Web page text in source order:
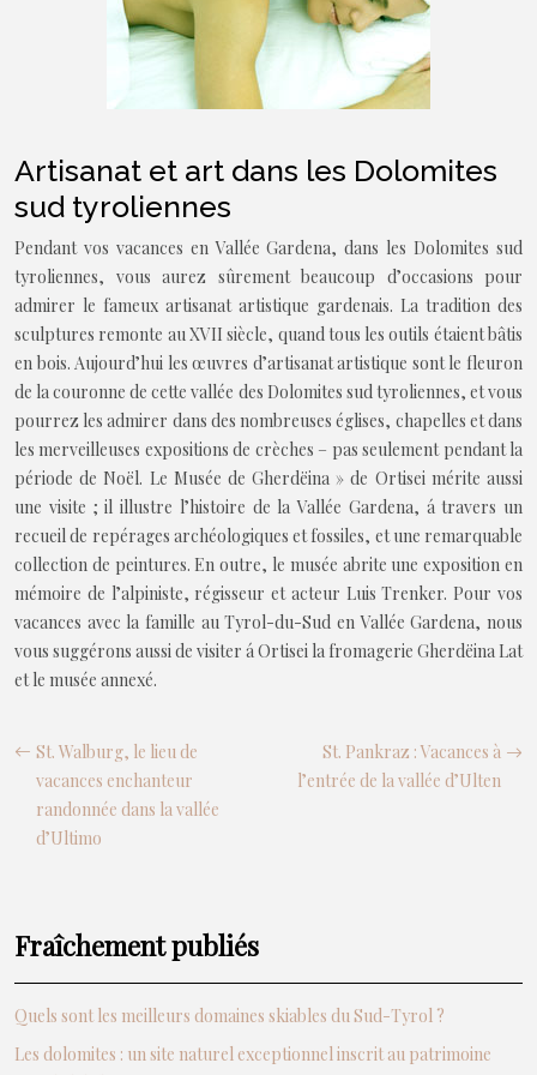
Artisanat et art dans les Dolomites
sud tyroliennes
Pendant vos vacances en Vallée Gardena, dans les Dolomites sud
tyroliennes, vous aurez sûrement beaucoup d’occasions pour
admirer le fameux artisanat artistique gardenais. La tradition des
sculptures remonte au XVII siècle, quand tous les outils étaient bâtis
en bois. Aujourd’hui les œuvres d’artisanat artistique sont le fleuron
de la couronne de cette vallée des Dolomites sud tyroliennes, et vous
pourrez les admirer dans des nombreuses églises, chapelles et dans
les merveilleuses expositions de crèches – pas seulement pendant la
période de Noël. Le Musée de Gherdëina » de Ortisei mérite aussi
une visite ; il illustre l’histoire de la Vallée Gardena, á travers un
recueil de repérages archéologiques et fossiles, et une remarquable
collection de peintures. En outre, le musée abrite une exposition en
mémoire de l’alpiniste, régisseur et acteur Luis Trenker. Pour vos
vacances avec la famille au Tyrol-du-Sud en Vallée Gardena, nous
vous suggérons aussi de visiter á Ortisei la fromagerie Gherdëina Lat
et le musée annexé.
St. Walburg, le lieu de
vacances enchanteur
randonnée dans la vallée
d’Ultimo
St. Pankraz : Vacances à
l’entrée de la vallée d’Ulten
Fraîchement publiés
Quels sont les meilleurs domaines skiables du Sud-Tyrol ?
Les dolomites : un site naturel exceptionnel inscrit au patrimoine